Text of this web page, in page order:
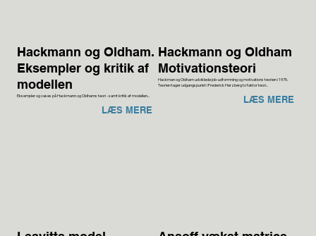
Hackmann og Oldham.
Eksempler og kritik af
modellen
Eksempler og cases på Hackmann og Oldhams teori - samt kritik af modellen...
LÆS MERE
Hackmann og Oldham
Motivationsteori
Hackman og Oldham udviklede job-udformning og motivations teorien i 1975.
Teorien tager udgangspunkt i Frederick Herzberg to faktor teori...
LÆS MERE